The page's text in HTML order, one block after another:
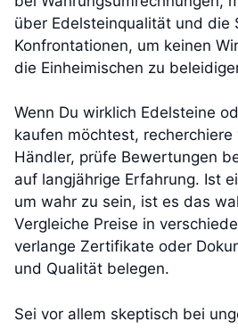
über Edelsteinqualität und die
Konfrontationen, um keinen
die Einheimischen zu
Wenn Du wirklich Edelsteine
kaufen möchtest, recherchiere
Händler, prüfe Bewertungen
auf langjährige Erfahrung. Ist
um wahr zu sein, ist es das
Vergleiche Preise in
verlange Zertifikate oder
und Qualität belegen.
Sei vor allem skeptisch bei